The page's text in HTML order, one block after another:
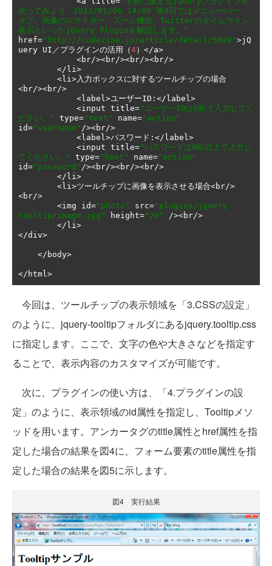
使ってみよう　2011/01/06 14:00 第4回ではメニューバー、
タブ、画像のスライダー、ズーム機能、Twitterのタイムライン
表示といったjQuery Pluginを解説します。"
href="http://codezine.jp/article/detail/5628">jQ
uery UI ／プラグインの活用（4）</a>
<br/><br/><br/><br/>
</ li>
< li>入力ボックスに対するツールチップの場合
<br/><br/>
< label>ユーザーID :</ label>
<input title="ユーザーIDは6桁で入力してく
ださい。"
type="text" name="action"
id="username" /><br/>
< label>パスワード:</ label>
<input title="パスワードは8桁以上で入力し
てください。"
type="text" name="action"
id="password" /><br/><br/><br/>
</ li>
< li>ツールチップに画像を表示させる場合<br/>
<br/>
<img id="photo" src="plugins/jquery-
tooltip/image.jpg"
height="20" /><br/>
</ li>
</div>
</ body>
</ html>
今回は、ツールチップの表示領域を「3.CSSの設定」
のように、jquery-tooltipフォルダにあるjquery.tooltip.css
に指定します。ここで、文字の色や大きさなどを指定す
ることで、表示内容のカスタマイズが可能です。
次に、プラグインの使い方は、「4.プラグインの設
定」のように、表示領域のid属性を指定し、Tooltipメソ
ッドを用います。アンカータグのtitle属性とhref属性を指
定した場合の結果を図4に、フォーム要素のtitle属性を指
定した場合の結果を図5に示します。
図4 実行結果